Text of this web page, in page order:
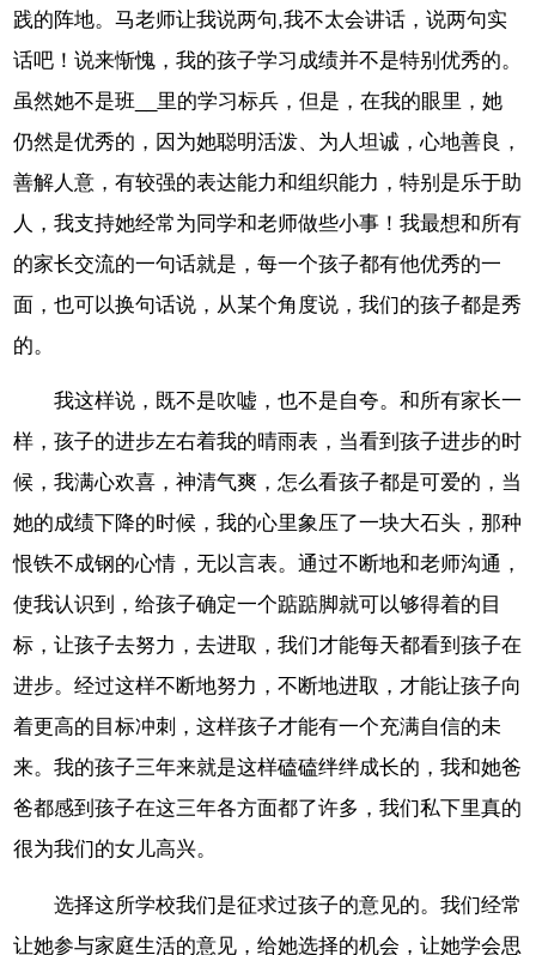
践的阵地。马老师让我说两句,我不太会讲话，说两句实
话吧！说来惭愧，我的孩子学习成绩并不是特别优秀的。
虽然她不是班__里的学习标兵，但是，在我的眼里，她
仍然是优秀的，因为她聪明活泼、为人坦诚，心地善良，
善解人意，有较强的表达能力和组织能力，特别是乐于助
人，我支持她经常为同学和老师做些小事！我最想和所有
的家长交流的一句话就是，每一个孩子都有他优秀的一
面，也可以换句话说，从某个角度说，我们的孩子都是秀
的。
我这样说，既不是吹嘘，也不是自夸。和所有家长一
样，孩子的进步左右着我的晴雨表，当看到孩子进步的时
候，我满心欢喜，神清气爽，怎么看孩子都是可爱的，当
她的成绩下降的时候，我的心里象压了一块大石头，那种
恨铁不成钢的心情，无以言表。通过不断地和老师沟通，
使我认识到，给孩子确定一个踮踮脚就可以够得着的目
标，让孩子去努力，去进取，我们才能每天都看到孩子在
进步。经过这样不断地努力，不断地进取，才能让孩子向
着更高的目标冲刺，这样孩子才能有一个充满自信的未
来。我的孩子三年来就是这样磕磕绊绊成长的，我和她爸
爸都感到孩子在这三年各方面都了许多，我们私下里真的
很为我们的女儿高兴。
选择这所学校我们是征求过孩子的意见的。我们经常
让她参与家庭生活的意见，给她选择的机会，让她学会思